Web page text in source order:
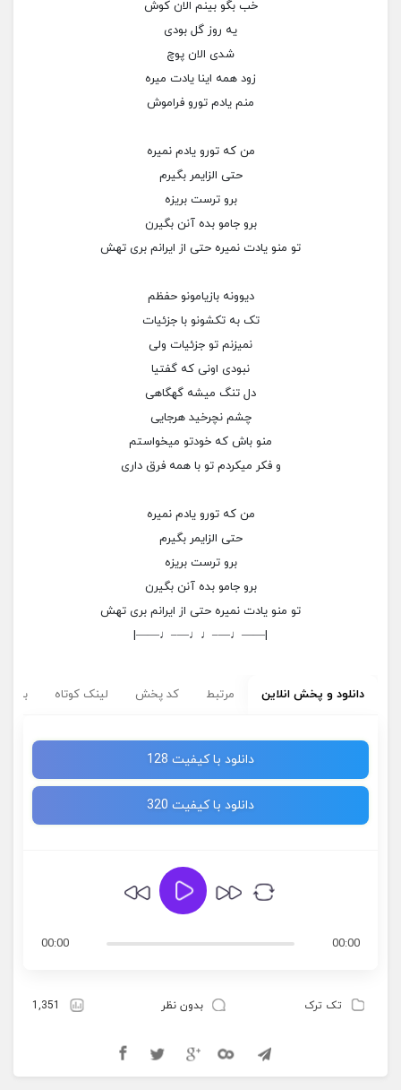
خب بگو بینم الان کوش
یه روز گل بودی
شدی الان پوچ
زود همه اینا یادت میره
منم یادم تورو فراموش
من که تورو یادم نمیره
حتی الزایمر بگیرم
برو ترست بریزه
برو جامو بده آنن بگیرن
تو منو یادت نمیره حتی از ایرانم بری تهش
دیوونه بازیامونو حفظم
تک به تکشونو با جزئیات
نمیزنم تو جزئیات ولی
نبودی اونی که گفتیا
دل تنگ میشه گهگاهی
چشم نچرخید هرجایی
منو باش که خودتو میخواستم
و فکر میکردم تو با همه فرق داری
من که تورو یادم نمیره
حتی الزایمر بگیرم
برو ترست بریزه
برو جامو بده آنن بگیرن
تو منو یادت نمیره حتی از ایرانم بری تهش
|——♩—–♩♩—–♩——|
دانلود و پخش انلاین مرتبط کد پخش لینک کوتاه
دانلود با کیفیت 128
دانلود با کیفیت 320
00:00
00:00
تک ترک بدون نظر 1,351